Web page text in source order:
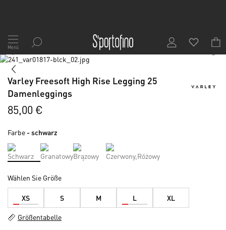
Zum
Inhalt
springen
Menü
Skip
the
end
the
images
1/6
Skip
beginning
the
gallery
Varley Freesoft High Rise Legging 25
Damenleggings
85,00 €
Farbe - schwarz
Wählen Sie Größe
XS S M L XL
Größentabelle